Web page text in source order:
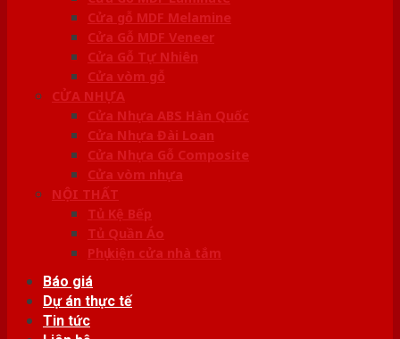
Cửa gỗ MDF Melamine
Cửa Gỗ MDF Veneer
Cửa Gỗ Tự Nhiên
Cửa vòm gỗ
CỬA NHỰA
Cửa Nhựa ABS Hàn Quốc
Cửa Nhựa Đài Loan
Cửa Nhựa Gỗ Composite
Cửa vòm nhựa
NỘI THẤT
Tủ Kệ Bếp
Tủ Quần Áo
Phụ kiện cửa nhà tắm
Báo giá
Dự án thực tế
Tin tức